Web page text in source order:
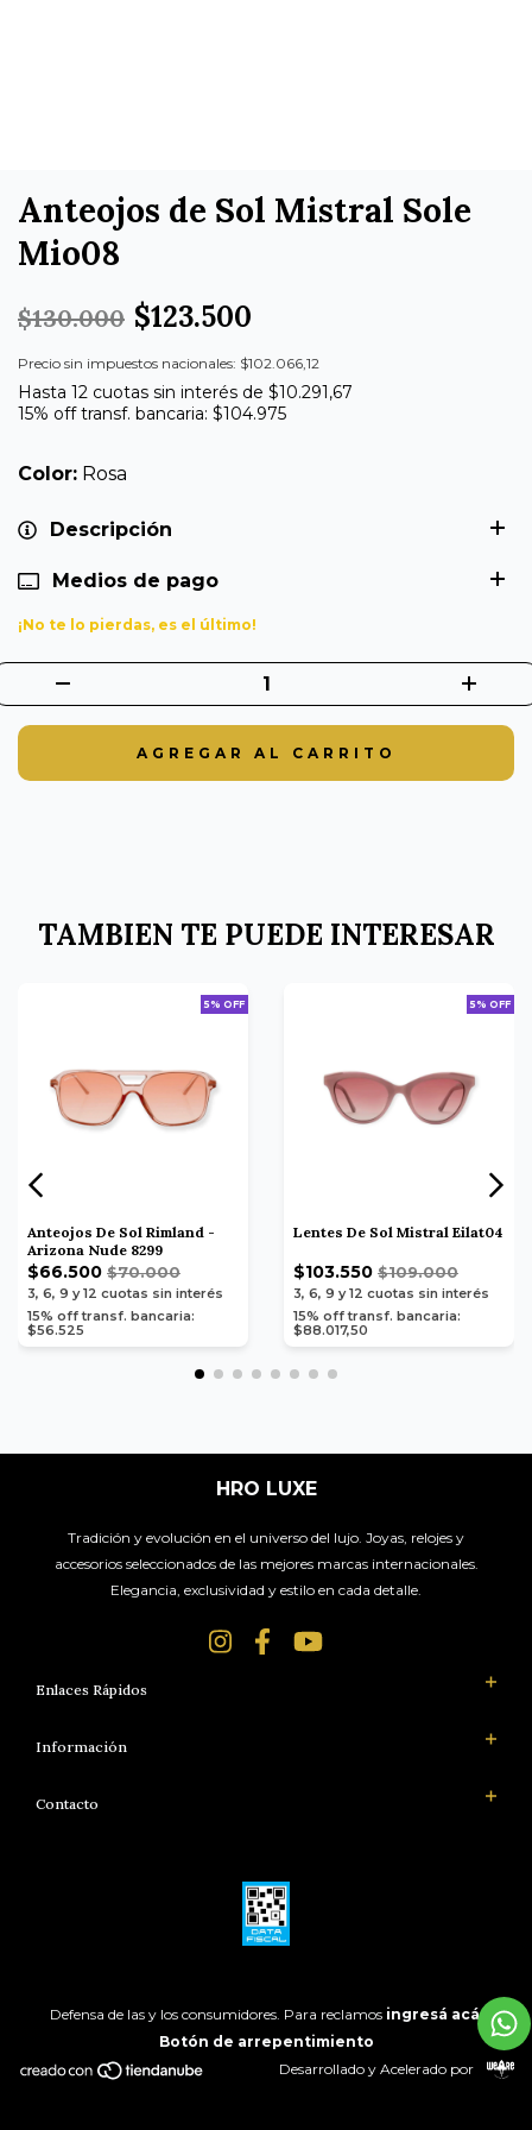
Anteojos de Sol Mistral Sole
Mio08
$130.000 $123.500
Precio sin impuestos nacionales: $102.066,12
Hasta 12 cuotas sin interés de $10.291,67
15% off transf. bancaria: $104.975
Color: Rosa
Descripción
Medios de pago
¡No te lo pierdas, es el último!
TAMBIEN TE PUEDE INTERESAR
5% OFF
Anteojos De Sol Rimland -
Arizona Nude 8299
$66.500 $70.000
3, 6, 9 y 12 cuotas sin interés
15% off transf. bancaria:
$56.525
5% OFF
Lentes De Sol Mistral Eilat04
$103.550 $109.000
3, 6, 9 y 12 cuotas sin interés
15% off transf. bancaria:
$88.017,50
HRO LUXE
Tradición y evolución en el universo del lujo. Joyas, relojes y
accesorios seleccionados de las mejores marcas internacionales.
Elegancia, exclusividad y estilo en cada detalle.
Enlaces Rápidos
Información
Contacto
Defensa de las y los consumidores. Para reclamos ingresá acá.
Botón de arrepentimiento
Desarrollado y Acelerado por